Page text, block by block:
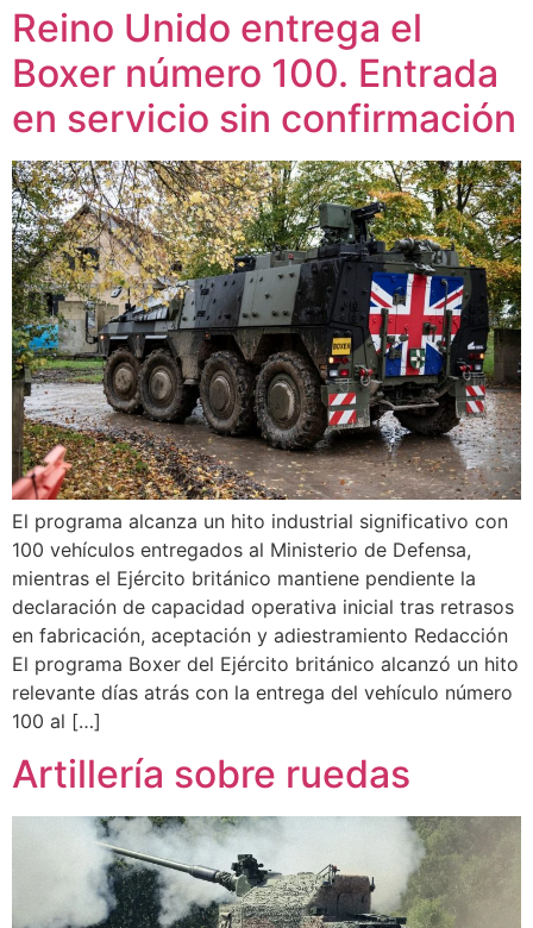
Reino Unido entrega el
Boxer número 100. Entrada
en servicio sin confirmación
El programa alcanza un hito industrial significativo con
100 vehículos entregados al Ministerio de Defensa,
mientras el Ejército británico mantiene pendiente la
declaración de capacidad operativa inicial tras retrasos
en fabricación, aceptación y adiestramiento Redacción
El programa Boxer del Ejército británico alcanzó un hito
relevante días atrás con la entrega del vehículo número
100 al […]
Artillería sobre ruedas